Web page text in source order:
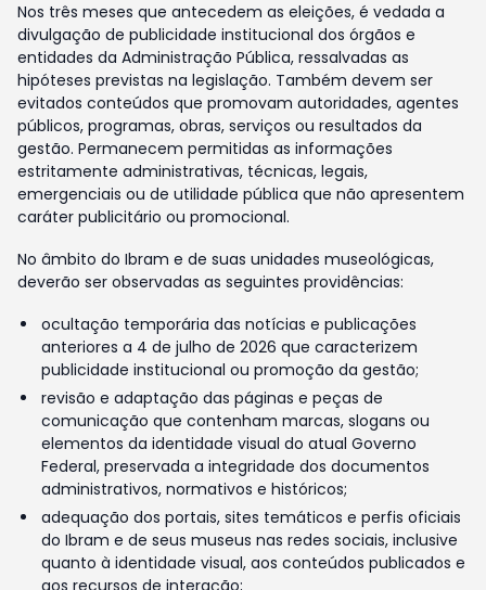
Nos três meses que antecedem as eleições, é vedada a
divulgação de publicidade institucional dos órgãos e
entidades da Administração Pública, ressalvadas as
hipóteses previstas na legislação. Também devem ser
evitados conteúdos que promovam autoridades, agentes
públicos, programas, obras, serviços ou resultados da
gestão. Permanecem permitidas as informações
estritamente administrativas, técnicas, legais,
emergenciais ou de utilidade pública que não apresentem
caráter publicitário ou promocional.
No âmbito do Ibram e de suas unidades museológicas,
deverão ser observadas as seguintes providências:
ocultação temporária das notícias e publicações
anteriores a 4 de julho de 2026 que caracterizem
publicidade institucional ou promoção da gestão;
revisão e adaptação das páginas e peças de
comunicação que contenham marcas, slogans ou
elementos da identidade visual do atual Governo
Federal, preservada a integridade dos documentos
administrativos, normativos e históricos;
adequação dos portais, sites temáticos e perfis oficiais
do Ibram e de seus museus nas redes sociais, inclusive
quanto à identidade visual, aos conteúdos publicados e